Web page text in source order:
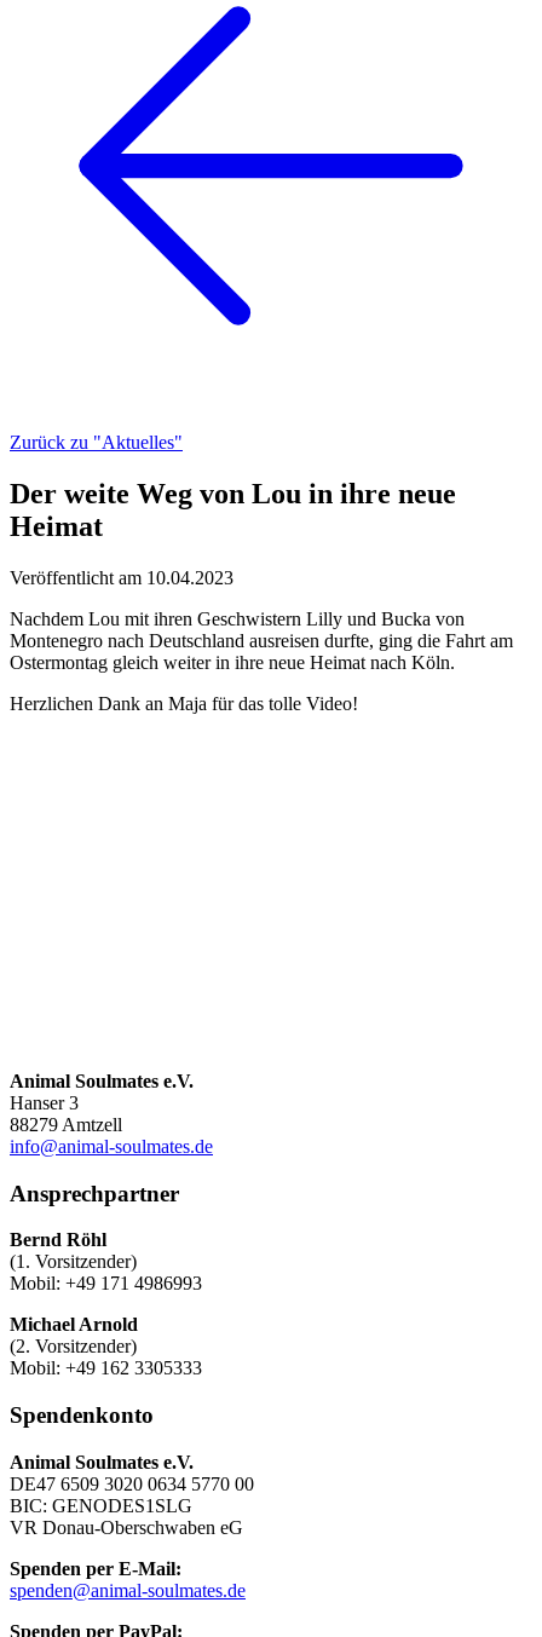
Zurück zu "Aktuelles"
Der weite Weg von Lou in ihre neue
Heimat
Veröffentlicht am 10.04.2023
Nachdem Lou mit ihren Geschwistern Lilly und Bucka von
Montenegro nach Deutschland ausreisen durfte, ging die Fahrt am
Ostermontag gleich weiter in ihre neue Heimat nach Köln.
Herzlichen Dank an Maja für das tolle Video!
Animal Soulmates e.V.
Hanser 3
88279 Amtzell
info@animal-soulmates.de
Ansprechpartner
Bernd Röhl
(1. Vorsitzender)
Mobil: +49 171 4986993
Michael Arnold
(2. Vorsitzender)
Mobil: +49 162 3305333
Spendenkonto
Animal Soulmates e.V.
DE47 6509 3020 0634 5770 00
BIC: GENODES1SLG
VR Donau-Oberschwaben eG
Spenden per E-Mail:
spenden@animal-soulmates.de
Spenden per PayPal: